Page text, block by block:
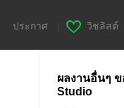
ประกาศ วิชลิสต์
ผลงานอื่นๆ
Studio